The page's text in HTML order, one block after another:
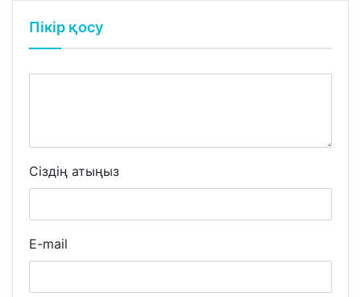
Пікір қосу
Сіздің атыңыз
E-mail